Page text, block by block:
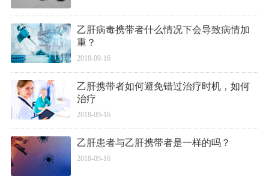
乙肝病毒携带者什么情况下会导致病情加
重？
2018-09-16
乙肝携带者如何避免错过治疗时机，如何
治疗
2018-09-16
乙肝患者与乙肝携带者是一样的吗？
2018-09-16